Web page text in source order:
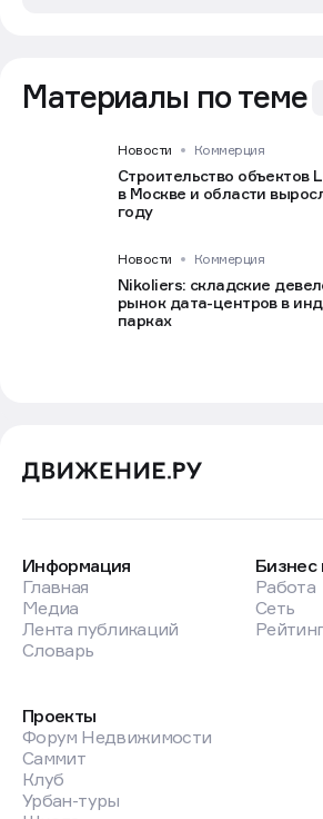
Материалы по теме
Новости Коммерция
Строительство объектов
в Москве и области
году
Новости Коммерция
Nikoliers: складские
рынок дата-центров в
парках
Информация
Главная
Медиа
Лента публикаций
Словарь
Бизнес
Работа
Сеть
Проекты
Форум Недвижимости
Саммит
Клуб
Урбан-туры